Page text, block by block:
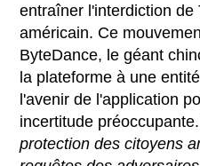
entraîner l'interdiction de
américain. Ce
ByteDance, le géant
la plateforme à une
l'avenir de l'application
incertitude
protection des citoyens